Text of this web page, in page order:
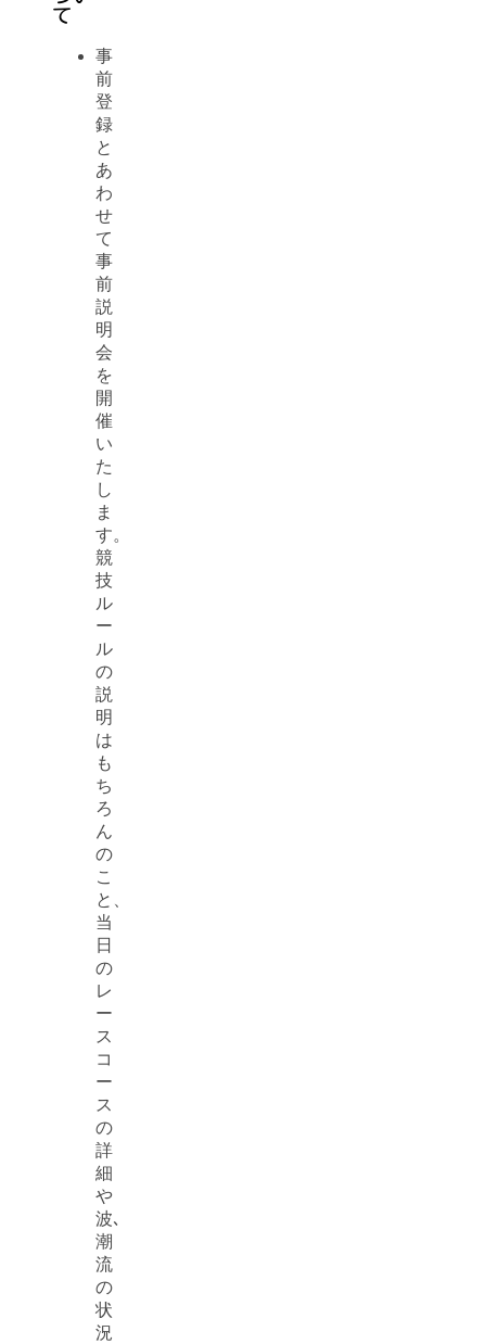
て
事
前
登
録
と
あ
わ
せ
て
事
前
説
明
会
を
開
催
い
た
し
ま
す。
競
技
ル
ー
ル
の
説
明
は
も
ち
ろ
ん
の
こ
と、
当
日
の
レ
ー
ス
コ
ー
ス
の
詳
細
や
波､
潮
流
の
状
況